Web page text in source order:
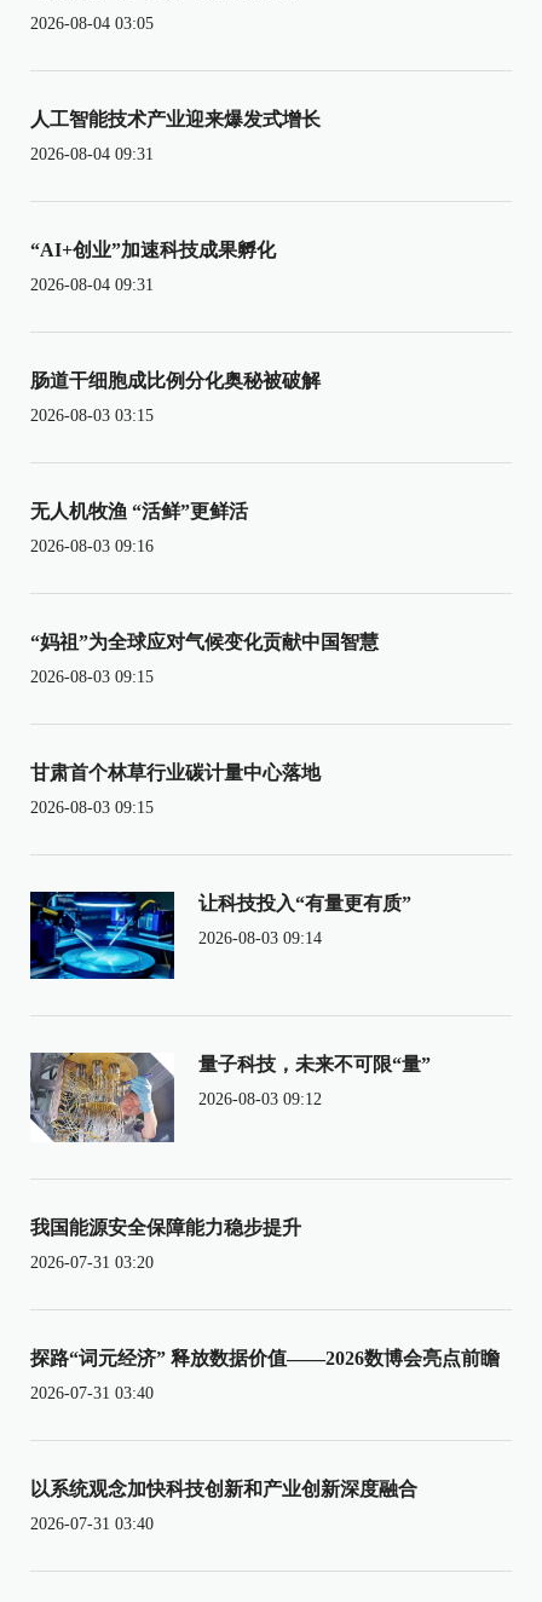
2026-08-04 03:05
人工智能技术产业迎来爆发式增长
2026-08-04 09:31
“AI+创业”加速科技成果孵化
2026-08-04 09:31
肠道干细胞成比例分化奥秘被破解
2026-08-03 03:15
无人机牧渔 “活鲜”更鲜活
2026-08-03 09:16
“妈祖”为全球应对气候变化贡献中国智慧
2026-08-03 09:15
甘肃首个林草行业碳计量中心落地
2026-08-03 09:15
让科技投入“有量更有质”
2026-08-03 09:14
量子科技，未来不可限“量”
2026-08-03 09:12
我国能源安全保障能力稳步提升
2026-07-31 03:20
探路“词元经济” 释放数据价值——2026数博会亮点前瞻
2026-07-31 03:40
以系统观念加快科技创新和产业创新深度融合
2026-07-31 03:40